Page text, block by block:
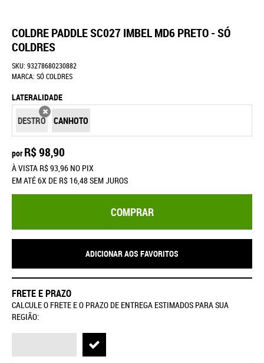
COLDRE PADDLE SC027 IMBEL MD6 PRETO - SÓ
COLDRES
SKU: 93278680230882
MARCA: SÓ COLDRES
LATERALIDADE
DESTRO
X CANHOTO
por R$ 98,90
À VISTA R$ 93,96 NO PIX
EM ATÉ6X DE R$ 16,48SEM JUROS
COMPRAR
ADICIONAR AOS FAVORITOS
FRETE E PRAZO
CALCULE O FRETE E O PRAZO DE ENTREGA ESTIMADOS PARA SUA
REGIÃO: